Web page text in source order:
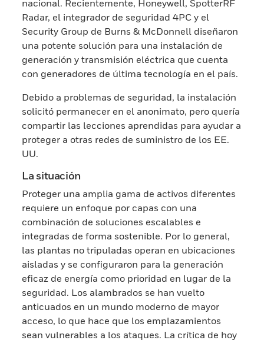
nacional. Recientemente, Honeywell, SpotterRF
Radar, el integrador de seguridad 4PC y el
Security Group de Burns & McDonnell diseñaron
una potente solución para una instalación de
generación y transmisión eléctrica que cuenta
con generadores de última tecnología en el país.
Debido a problemas de seguridad, la instalación
solicitó permanecer en el anonimato, pero quería
compartir las lecciones aprendidas para ayudar a
proteger a otras redes de suministro de los EE.
UU.
La situación
Proteger una amplia gama de activos diferentes
requiere un enfoque por capas con una
combinación de soluciones escalables e
integradas de forma sostenible. Por lo general,
las plantas no tripuladas operan en ubicaciones
aisladas y se configuraron para la generación
eficaz de energía como prioridad en lugar de la
seguridad. Los alambrados se han vuelto
anticuados en un mundo moderno de mayor
acceso, lo que hace que los emplazamientos
sean vulnerables a los ataques. La crítica de hoy